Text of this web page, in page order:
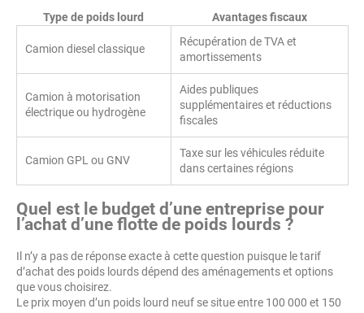
Type de poids lourd Avantages fiscaux
Camion diesel classique
Récupération de TVA et
amortissements
Camion à motorisation
électrique ou hydrogène
Aides publiques
supplémentaires et réductions
fiscales
Camion GPL ou GNV
Taxe sur les véhicules réduite
dans certaines régions
Quel est le budget d’une entreprise pour
l’achat d’une flotte de poids lourds ?
Il n’y a pas de réponse exacte à cette question puisque le tarif
d’achat des poids lourds dépend des aménagements et options
que vous choisirez.
Le prix moyen d’un poids lourd neuf se situe entre 100 000 et 150